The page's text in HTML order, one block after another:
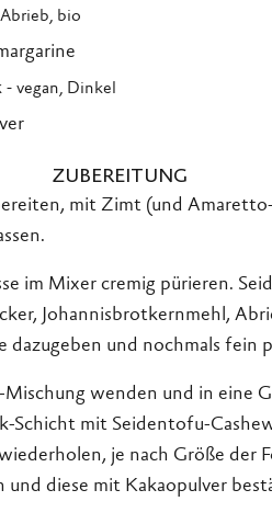
bio
- vegan, Dinkel
ZUBEREITUNG
mit Zimt (und
im Mixer cremig pürieren.
Johannisbrotkernmehl,
dazugeben und nochmals fein
wenden und in eine
Schicht mit Seidentofu-
je nach Größe der
und diese mit Kakaopulver